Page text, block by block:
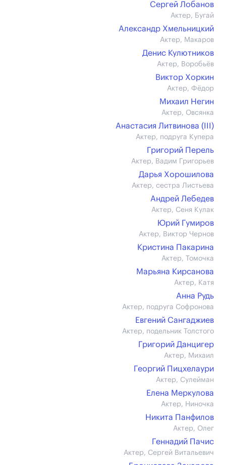
Сергей Лобанов
Актер, Бугай
Александр Хмельницкий
Актер, Макаров
Денис Кулютников
Актер, Воробьёв
Виктор Хоркин
Актер, Фёдор
Михаил Негин
Актер, Овсянка
Анастасия Литвинова (III)
Актер, подруга Купера
Григорий Перель
Актер, Вадим Григорьев
Дарья Хорошилова
Актер, сестра Листьева
Андрей Лебедев
Актер, Сеня Кулак
Юрий Гумиров
Актер, Виктор Чернов
Кристина Пакарина
Актер, Томочка
Марьяна Кирсанова
Актер, Катя
Анна Рудь
Актер, подруга Софронова
Евгений Сангаджиев
Актер, подельник Толстого
Григорий Данцигер
Актер, Михаил
Георгий Пицхелаури
Актер, Сулейман
Елена Меркулова
Актер, Ниночка
Никита Панфилов
Актер, Олег
Геннадий Пачис
Актер, Сергей Витальевич